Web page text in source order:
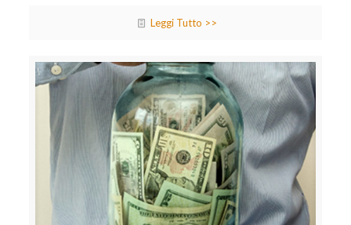
Leggi Tutto >>